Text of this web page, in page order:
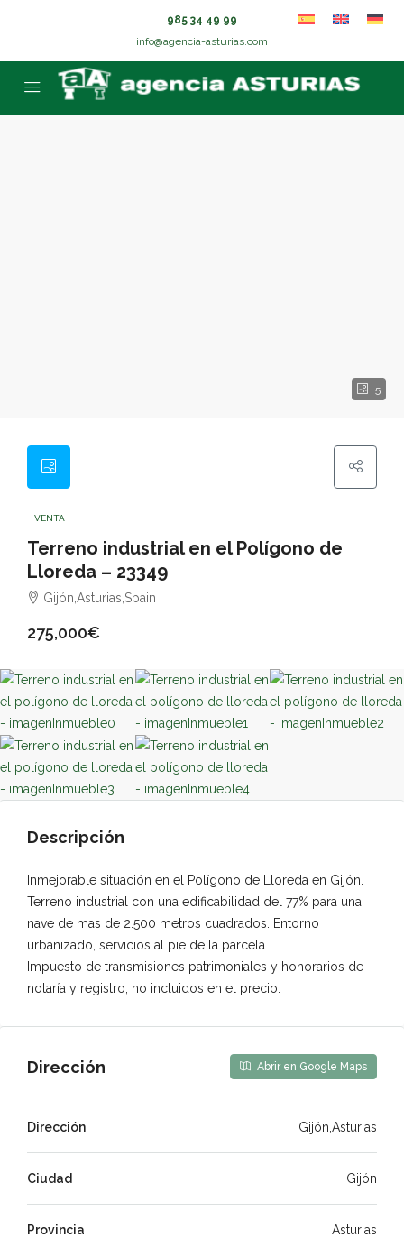
985 34 49 99
info@agencia-asturias.com
5
VENTA
Terreno industrial en el Polígono de
Lloreda – 23349
Gijón,Asturias,Spain
275,000€
Descripción
Inmejorable situación en el Polígono de Lloreda en Gijón.
Terreno industrial con una edificabilidad del 77% para una
nave de mas de 2.500 metros cuadrados. Entorno
urbanizado, servicios al pie de la parcela.
Impuesto de transmisiones patrimoniales y honorarios de
notaría y registro, no incluidos en el precio.
Dirección Abrir en Google Maps
Dirección Gijón,Asturias
Ciudad Gijón
Provincia Asturias